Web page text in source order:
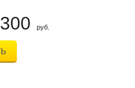
300 руб.